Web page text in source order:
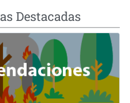
Destacadas